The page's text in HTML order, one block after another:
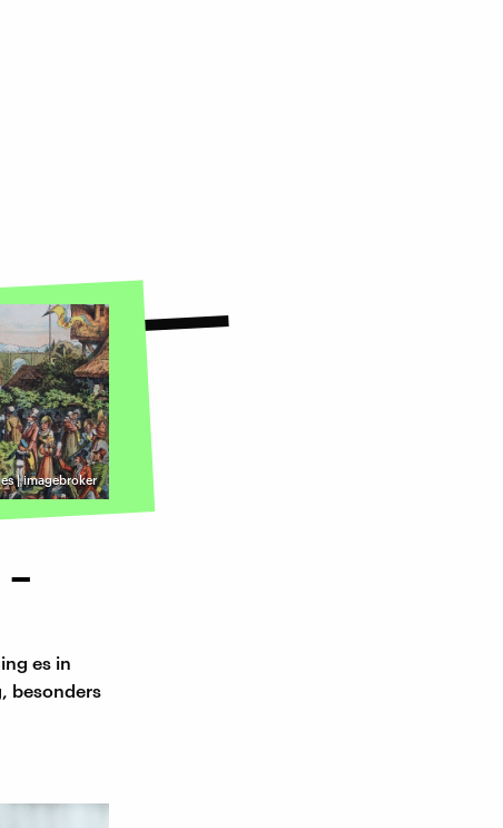
| imagebroker
es in
besonders